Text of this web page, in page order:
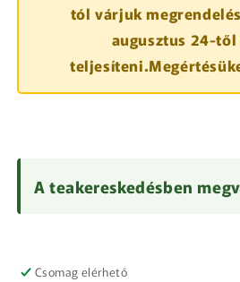
tól várjuk
augusztus 24-
A teakereskedésben
Csomag elérhető